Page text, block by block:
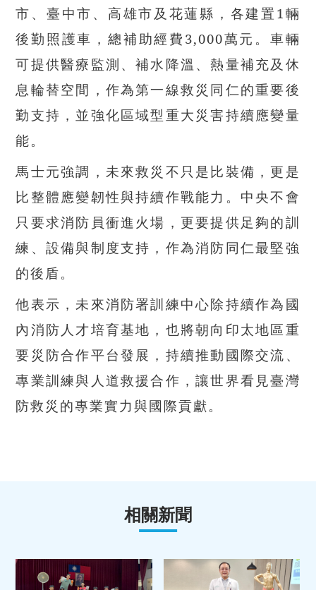
市、臺中市、高雄市及花蓮縣，各建置1輛
後勤照護車，總補助經費3,000萬元。車輛
可提供醫療監測、補水降溫、熱量補充及休
息輪替空間，作為第一線救災同仁的重要後
勤支持，並強化區域型重大災害持續應變量
能。
馬士元強調，未來救災不只是比裝備，更是
比整體應變韌性與持續作戰能力。中央不會
只要求消防員衝進火場，更要提供足夠的訓
練、設備與制度支持，作為消防同仁最堅強
的後盾。
他表示，未來消防署訓練中心除持續作為國
內消防人才培育基地，也將朝向印太地區重
要災防合作平台發展，持續推動國際交流、
專業訓練與人道救援合作，讓世界看見臺灣
防救災的專業實力與國際貢獻。
相關新聞